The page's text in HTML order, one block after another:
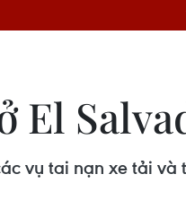
El
vụ tai nạn xe tải